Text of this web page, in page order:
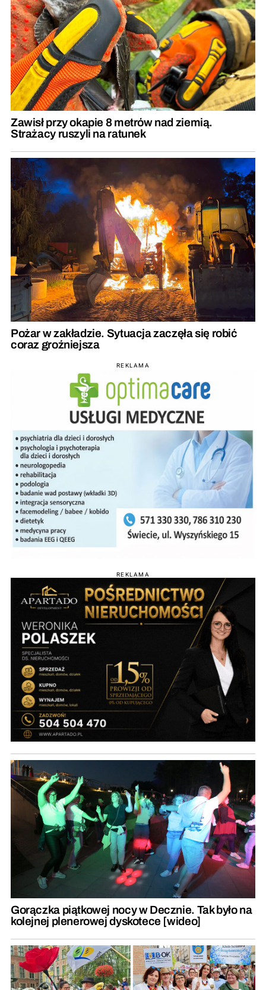
Zawisł przy okapie 8 metrów nad ziemią.
Strażacy ruszyli na ratunek
Pożar w zakładzie. Sytuacja zaczęła się robić
coraz groźniejsza
REKLAMA
REKLAMA
Gorączka piątkowej nocy w Decznie. Tak było na
kolejnej plenerowej dyskotece [wideo]